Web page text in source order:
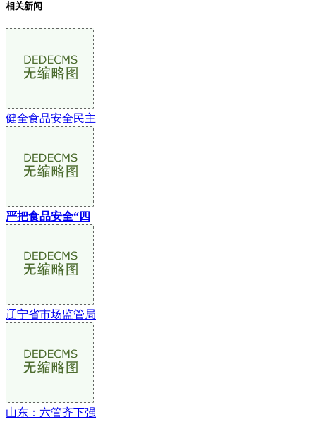
相关新闻
健全食品安全民主
严把食品安全“四
辽宁省市场监管局
山东：六管齐下强